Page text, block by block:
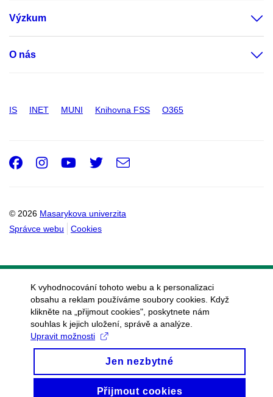
Výzkum
O nás
IS INET MUNI Knihovna FSS O365
© 2026 Masarykova univerzita
Správce webu
Cookies
Facebook
Instagram
Youtube
Twitter
e-
K vyhodnocování tohoto webu a k personalizaci
obsahu a reklam používáme soubory cookies. Když
klikněte na „přijmout cookies", poskytnete nám
souhlas k jejich uložení, správě a analýze.
Upravit možnosti
Jen nezbytné
Přijmout cookies